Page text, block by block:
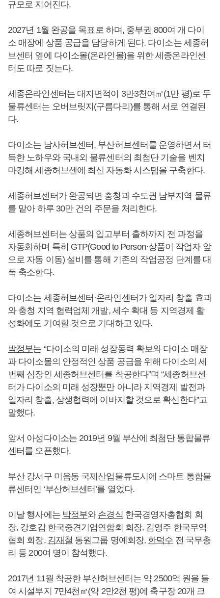
규모로 지어진다.
2027년 1월 완공을 목표로 하며, 중부권 800여 개 다이
소 매장에 상품 공급을 담당하게 된다. 다이소는 세종허
브센터 옆에 다이소몰(온라인몰)을 위한 세종온라인센
터도 따로 짓는다.
세종온라인센터는 대지면적이 3만3천여㎡(1만 평)로 두
물류센터는 오버브릿지(구름다리)를 통해 서로 연결된
다.
다이소는 남사허브센터, 부산허브센터를 운영하면서 터
득한 노하우와 국내외 물류센터의 최첨단 기술을 벤치
마킹해 세종허브센에 최신 자동화 시스템을 구축한다.
세종허브센터가 완공되면 충청과 수도권 남부지역 물류
를 맡아 하루 30만 건의 주문을 처리한다.
세종허브센터는 상품의 입고부터 출하까지 전 과정을
자동화하며 특히 GTP(Good to Person·상품이 작업자 앞
으로 자동 이동) 설비를 통해 기존의 작업공정 단계를 대
폭 축소한다.
다이소는 세종허브센터·온라인센터가 일자리 창출 효과
와 충청 지역 협력업체 개발, 세수 확대 등 지역경제 활
성화에도 기여할 것으로 기대하고 있다.
박정부는 “다이소의 미래 성장동력 확보와 다이소 매장
과 다이소몰의 안정적인 상품 공급을 위해 다이소의 세
번째 심장인 세종허브센터를 착공한다”며 “세종허브센
터가 다이소의 미래 성장뿐만 아니라 지역경제 발전과
일자리 창출, 상생협력에 이바지할 것으로 확신한다”고
말했다.
앞서 아성다이소는 2019년 9월 부산에 최첨단 통합물류
센터를 오픈했다.
부산 강서구 미음동 국제산업물류도시에 스마트 통합물
류센터인 ‘부산허브센터’를 열었다.
이날 행사에는 박정부와 손경식 한국경영자총협회 회
장, 강호갑 한국중견기업연합회 회장, 김영주 한국무역
협회 회장, 김재철 동원그룹 명예회장, 한덕수 전 국무총
리 등 200여 명이 참석했다.
2017년 11월 착공한 부산허브센터는 약 2500억 원을 들
여 시설부지 7만4천㎡(약 2만2천 평)에 축구장 20개 크